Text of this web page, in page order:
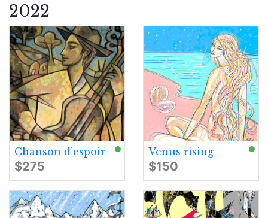
2022
Chanson d’espoir
$275
Venus rising
$150